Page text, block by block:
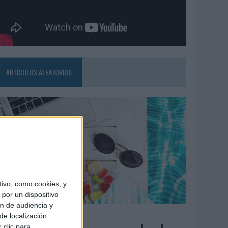
como cookies, y
un dispositivo
de audiencia y
localización
clic para
ARTÍCULOS ALEATORIOS